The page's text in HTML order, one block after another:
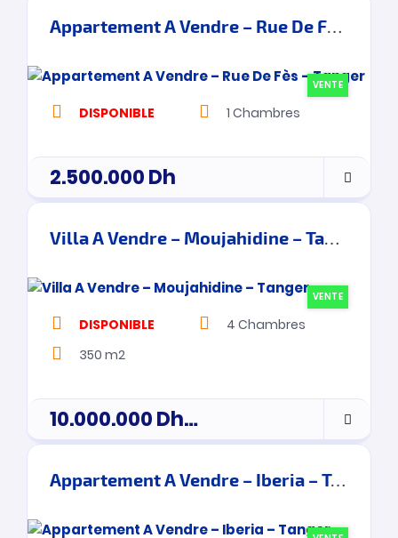
Appartement A Vendre – Rue De Fès – Tanger
VENTE
DISPONIBLE 1 Chambres
2.500.000Dh
Villa A Vendre – Moujahidine – Tanger
VENTE
DISPONIBLE 4 Chambres
350 m2
10.000.000Dh Prix de vente
Appartement A Vendre – Iberia – Tanger